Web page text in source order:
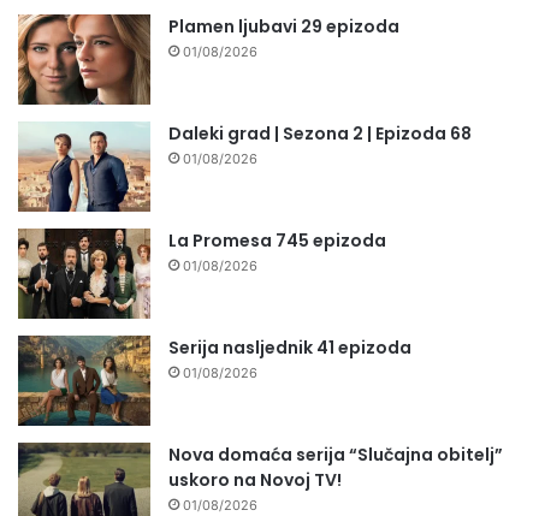
Plamen ljubavi 29 epizoda
01/08/2026
Daleki grad | Sezona 2 | Epizoda 68
01/08/2026
La Promesa 745 epizoda
01/08/2026
Serija nasljednik 41 epizoda
01/08/2026
Nova domaća serija “Slučajna obitelj”
uskoro na Novoj TV!
01/08/2026